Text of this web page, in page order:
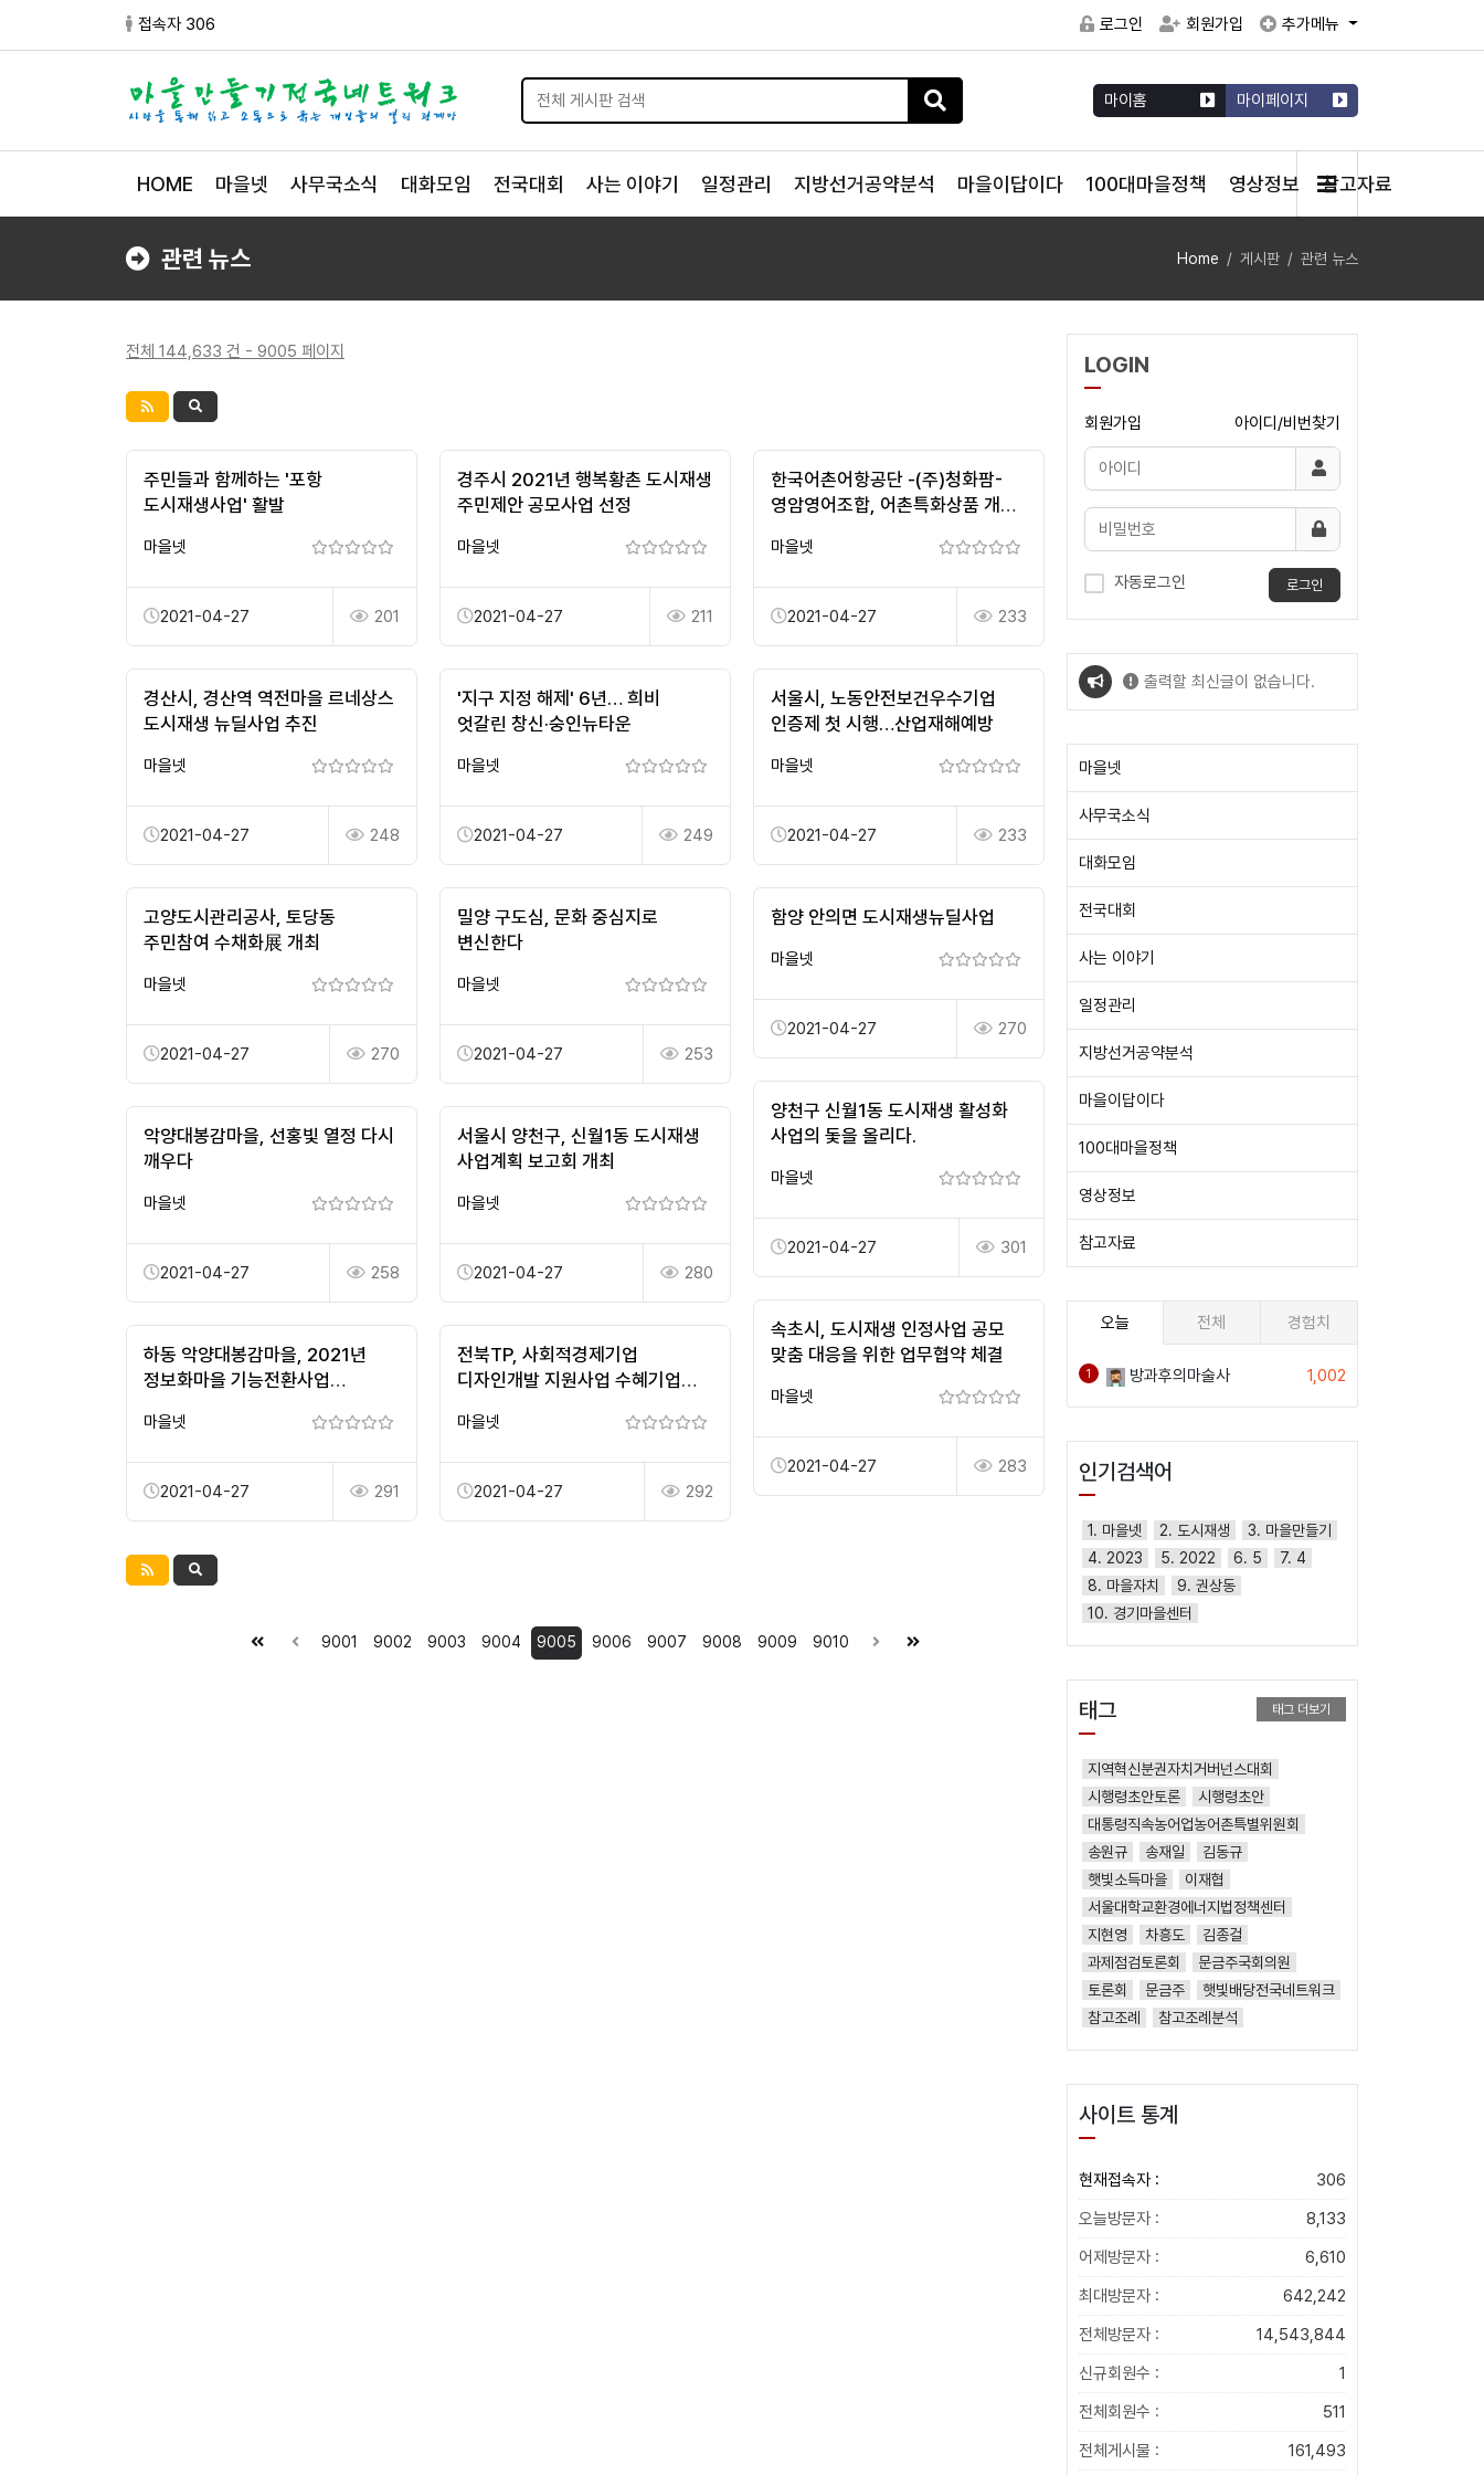
접속자 306 로그인 회원가입 추가메뉴
마이홈 마이페이지
HOME 마을넷 사무국소식 대화모임 전국대회 사는 이야기 일정관리 지방선거공약분석 마을이답이다 100대마을정책 영상정보 참고자료
관련 뉴스 Home 게시판 관련 뉴스
전체 144,633 건 - 9005 페이지
주민들과 함께하는 '포항
도시재생사업' 활발
마을넷
2021-04-27 201
경주시 2021년 행복황촌 도시재생
주민제안 공모사업 선정
마을넷
2021-04-27 211
한국어촌어항공단 -(주)청화팜-
영암영어조합, 어촌특화상품 개발
마을넷
2021-04-27 233
경산시, 경산역 역전마을 르네상스
도시재생 뉴딜사업 추진
마을넷
2021-04-27 248
'지구 지정 해제' 6년… 희비
엇갈린 창신·숭인뉴타운
마을넷
2021-04-27 249
서울시, 노동안전보건우수기업
인증제 첫 시행…산업재해예방
마을넷
2021-04-27 233
고양도시관리공사, 토당동
주민참여 수채화展 개최
마을넷
2021-04-27 270
밀양 구도심, 문화 중심지로
변신한다
마을넷
2021-04-27 253
함양 안의면 도시재생뉴딜사업
마을넷
2021-04-27 270
양천구 신월1동 도시재생 활성화
사업의 돛을 올리다.
마을넷
2021-04-27 301
악양대봉감마을, 선홍빛 열정 다시
깨우다
마을넷
2021-04-27 258
서울시 양천구, 신월1동 도시재생
사업계획 보고회 개최
마을넷
2021-04-27 280
속초시, 도시재생 인정사업 공모
맞춤 대응을 위한 업무협약 체결
마을넷
2021-04-27 283
하동 악양대봉감마을, 2021년
정보화마을 기능전환사업
마을넷
2021-04-27 291
전북TP, 사회적경제기업
디자인개발 지원사업 수혜기업
마을넷
2021-04-27 292
9001 9002 9003 9004 9005 9006 9007 9008 9009 9010
LOGIN
회원가입 아이디/비번찾기
자동로그인 로그인
출력할 최신글이 없습니다.
마을넷
사무국소식
대화모임
전국대회
사는 이야기
일정관리
지방선거공약분석
마을이답이다
100대마을정책
영상정보
참고자료
오늘 전체 경험치
1 방과후의마술사 1,002
인기검색어
1. 마을넷 2. 도시재생
3. 마을만들기
4. 2023
5. 2022 6. 5
7. 4
8. 마을자치
9. 권상동
10. 경기마을센터
태그 태그 더보기
지역혁신분권자치거버넌스대회
시행령초안토론
시행령초안
대통령직속농어업농어촌특별위원회
송원규
송재일
김동규
햇빛소득마을
이재협
서울대학교환경에너지법정책센터
지현영
차흥도
김종걸
과제점검토론회
문금주국회의원
토론회
문금주
햇빛배당전국네트워크
참고조례
참고조례분석
사이트 통계
현재접속자 :
306
오늘방문자 :
8,133
어제방문자 :
6,610
최대방문자 :
642,242
전체방문자 :
14,543,844
신규회원수 :
1
전체회원수 :
511
전체게시물 :
161,493